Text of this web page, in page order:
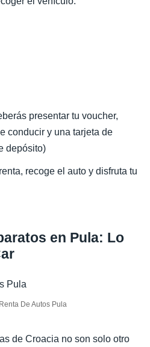
presentar tu voucher,
conducir y una tarjeta de
depósito)
recoge el auto y disfruta tu
en Pula: Lo
Renta De Autos Pula
de Croacia no son solo otro